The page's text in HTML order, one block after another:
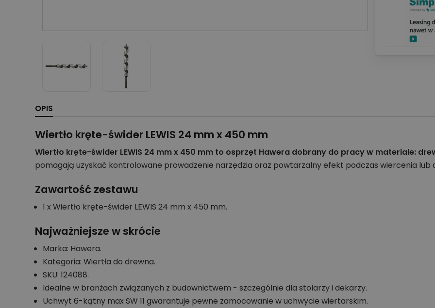
OPIS
Wiertło kręte-świder LEWIS 24 mm x 450 mm
Wiertło kręte-świder LEWIS 24 mm x 450 mm to osprzęt Hawera dobrany do pracy w materiale:
pomagają uzyskać kontrolowane prowadzenie narzędzia oraz powtarzalny efekt podczas wiercenia lub
Zawartość zestawu
1 x Wiertło kręte-świder LEWIS 24 mm x 450 mm.
Najważniejsze w skrócie
Marka: Hawera.
Kategoria: Wiertła do drewna.
SKU: 124088.
Idealne w branżach związanych z budownictwem - szczególnie dla stolarzy i dekarzy.
Uchwyt 6-kątny max SW 11 gwarantuje pewne zamocowanie w uchwycie wiertarskim.